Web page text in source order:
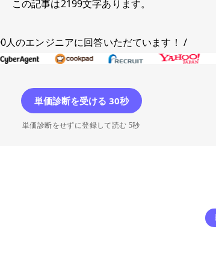
この記事は2199文字あります。
人のエンジニアに回答いただています！ /
単価診断を受ける 30秒
単価診断をせずに登録して読む 5秒